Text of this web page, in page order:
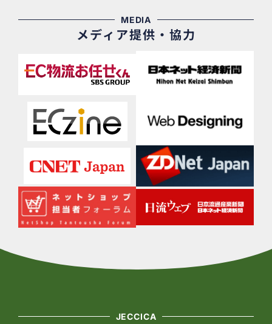
MEDIA
メディア提供・協力
JECCICA